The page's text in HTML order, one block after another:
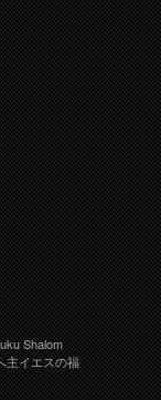
Shalom
主イエスの福